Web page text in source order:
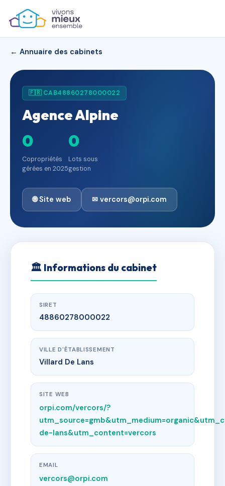
← Annuaire des cabinets
🇫🇷 CAB48860278000022
Agence Alpine
0
Copropriétés
gérées en 2025
0
Lots sous
gestion
🌐 Site web ✉ vercors@orpi.com
🏛 Informations du cabinet
SIRET
48860278000022
VILLE D'ÉTABLISSEMENT
Villard De Lans
SITE WEB
orpi.com/vercors/?
de-lans&utm_content=vercors
EMAIL
vercors@orpi.com